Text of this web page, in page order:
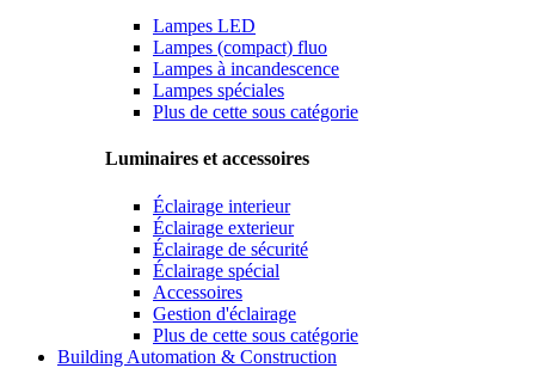
Lampes LED
Lampes (compact) fluo
Lampes à incandescence
Lampes spéciales
Plus de cette sous catégorie
Luminaires et accessoires
Éclairage interieur
Éclairage exterieur
Éclairage de sécurité
Éclairage spécial
Accessoires
Gestion d'éclairage
Plus de cette sous catégorie
Building Automation & Construction